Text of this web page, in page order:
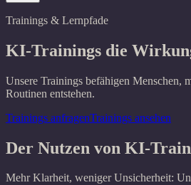
Trainings & Lernpfade
KI-Trainings die
Unsere Trainings befähigen Menschen,
Routinen entstehen.
Trainings anfragenTrainings ansehen
Der Nutzen von KI-
Mehr Klarheit, weniger Unsicherheit: